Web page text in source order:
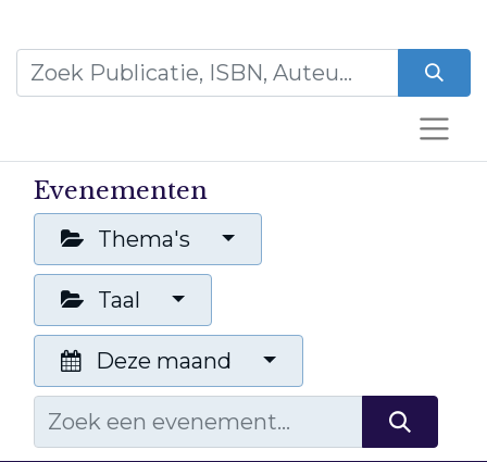
Evenementen
Thema's
Taal
Deze maand